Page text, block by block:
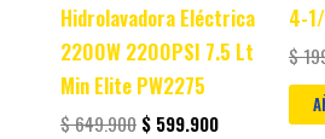
Hidrolavadora Eléctrica
2200W 2200PSI 7.5 Lt
Min Elite PW2275
$649.900 $ 599.900
4-
$